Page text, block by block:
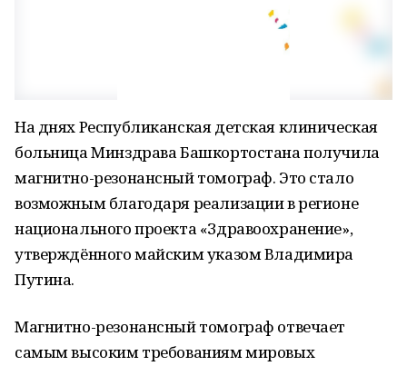
На днях Республиканская детская клиническая
больница Минздрава Башкортостана получила
магнитно-резонансный томограф. Это стало
возможным благодаря реализации в регионе
национального проекта «Здравоохранение»,
утверждённого майским указом Владимира
Путина.
Магнитно-резонансный томограф отвечает
самым высоким требованиям мировых